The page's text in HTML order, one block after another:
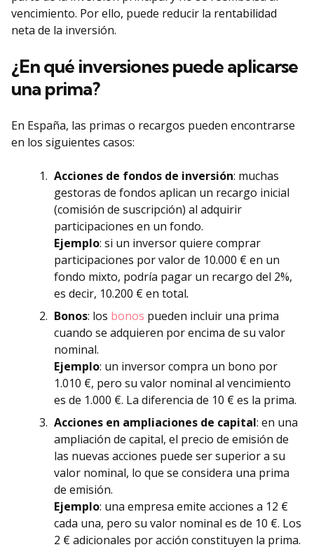
vencimiento. Por ello, puede reducir la rentabilidad
neta de la inversión.
¿En qué inversiones puede aplicarse
una prima?
En España, las primas o recargos pueden encontrarse
en los siguientes casos:
Acciones de fondos de inversión: muchas
gestoras de fondos aplican un recargo inicial
(comisión de suscripción) al adquirir
participaciones en un fondo.
Ejemplo: si un inversor quiere comprar
participaciones por valor de 10.000 € en un
fondo mixto, podría pagar un recargo del 2%,
es decir, 10.200 € en total.
Bonos: los bonos pueden incluir una prima
cuando se adquieren por encima de su valor
nominal.
Ejemplo: un inversor compra un bono por
1.010 €, pero su valor nominal al vencimiento
es de 1.000 €. La diferencia de 10 € es la prima.
Acciones en ampliaciones de capital: en una
ampliación de capital, el precio de emisión de
las nuevas acciones puede ser superior a su
valor nominal, lo que se considera una prima
de emisión.
Ejemplo: una empresa emite acciones a 12 €
cada una, pero su valor nominal es de 10 €. Los
2 € adicionales por acción constituyen la prima.